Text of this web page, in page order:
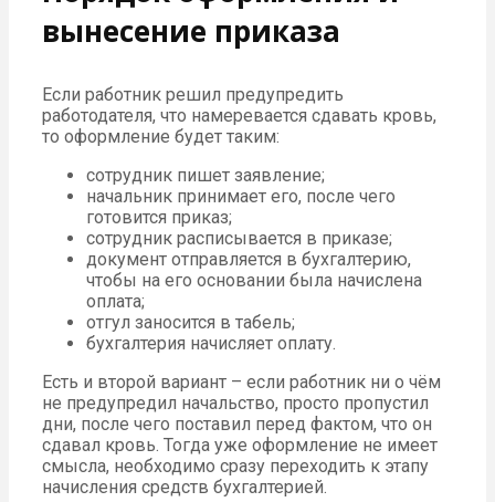
вынесение приказа
Если работник решил предупредить
работодателя, что намеревается сдавать кровь,
то оформление будет таким:
сотрудник пишет заявление;
начальник принимает его, после чего
готовится приказ;
сотрудник расписывается в приказе;
документ отправляется в бухгалтерию,
чтобы на его основании была начислена
оплата;
отгул заносится в табель;
бухгалтерия начисляет оплату.
Есть и второй вариант – если работник ни о чём
не предупредил начальство, просто пропустил
дни, после чего поставил перед фактом, что он
сдавал кровь. Тогда уже оформление не имеет
смысла, необходимо сразу переходить к этапу
начисления средств бухгалтерией.